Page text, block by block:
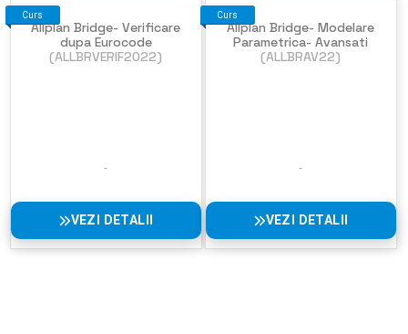
Curs
Allplan Bridge- Verificare
dupa Eurocode
(ALLBRVERIF2022)
VEZI DETALII
Curs
Allplan Bridge- Modelare
Parametrica- Avansati
(ALLBRAV22)
VEZI DETALII